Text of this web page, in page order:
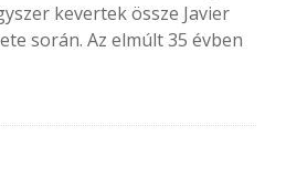
kevertek össze Javier
során. Az elmúlt 35 évben